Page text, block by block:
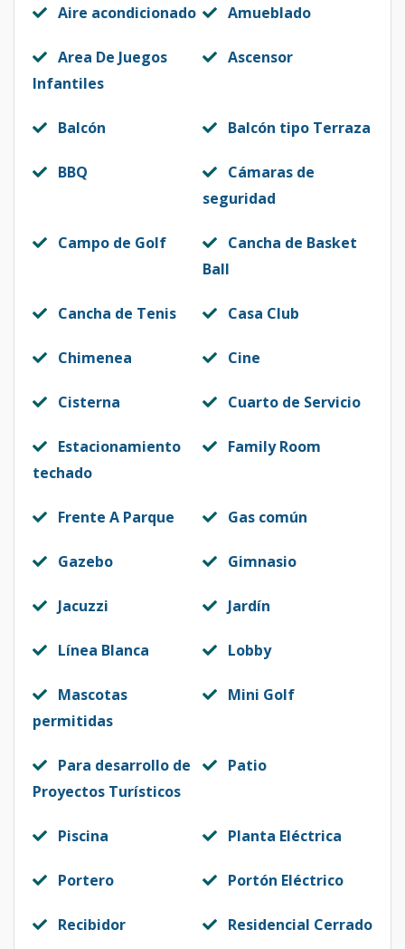
Aire acondicionado Amueblado
Area De Juegos
Infantiles
Ascensor
Balcón Balcón tipo Terraza
BBQ
Cámaras de
seguridad
Campo de Golf
Cancha de Basket
Ball
Cancha de Tenis Casa Club
Chimenea Cine
Cisterna Cuarto de Servicio
Estacionamiento
techado
Family Room
Frente A Parque Gas común
Gazebo Gimnasio
Jacuzzi Jardín
Línea Blanca Lobby
Mascotas
permitidas
Mini Golf
Para desarrollo de
Proyectos Turísticos
Patio
Piscina Planta Eléctrica
Portero Portón Eléctrico
Recibidor Residencial Cerrado